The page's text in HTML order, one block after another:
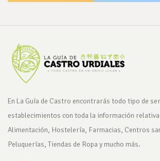
En La Guía de Castro encontrarás todo tipo de
establecimientos con toda la información
Alimentación, Hostelería, Farmacias, Centros
Peluquerías, Tiendas de Ropa y mucho más.